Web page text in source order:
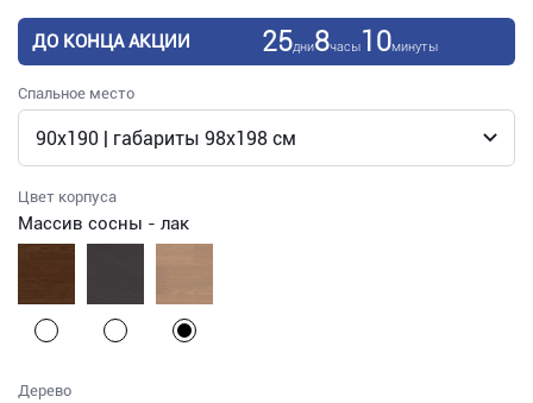
ДО КОНЦА АКЦИИ 25дни8часы10минуты
Спальное место
Цвет корпуса
Массив сосны - лак
Дерево